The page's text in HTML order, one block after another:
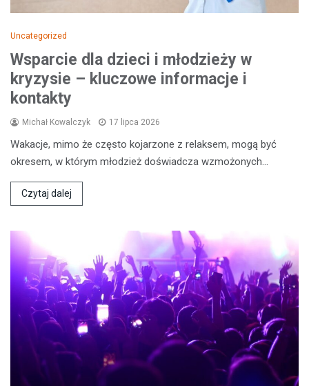
Uncategorized
Wsparcie dla dzieci i młodzieży w
kryzysie – kluczowe informacje i
kontakty
Michał Kowalczyk 17 lipca 2026
Wakacje, mimo że często kojarzone z relaksem, mogą być
okresem, w którym młodzież doświadcza wzmożonych…
Czytaj dalej